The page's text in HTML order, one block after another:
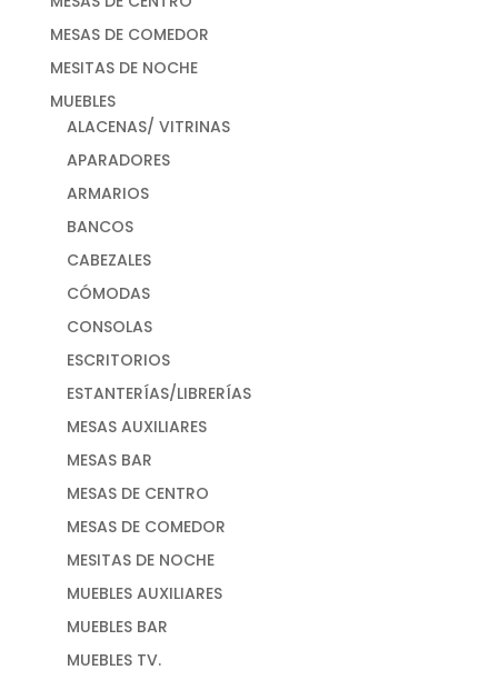
MESAS DE COMEDOR
MESITAS DE NOCHE
MUEBLES
ALACENAS/ VITRINAS
APARADORES
ARMARIOS
BANCOS
CABEZALES
CÓMODAS
CONSOLAS
ESCRITORIOS
ESTANTERÍAS/LIBRERÍAS
MESAS AUXILIARES
MESAS BAR
MESAS DE CENTRO
MESAS DE COMEDOR
MESITAS DE NOCHE
MUEBLES AUXILIARES
MUEBLES BAR
MUEBLES TV.